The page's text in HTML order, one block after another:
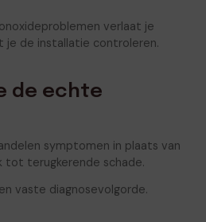
verlaat je
je de installatie controleren.
de echte
symptomen in plaats van
tot terugkerende schade.
vaste diagnosevolgorde.